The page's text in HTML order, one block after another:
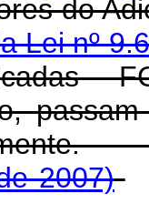
do
Lei nº
-
2007)